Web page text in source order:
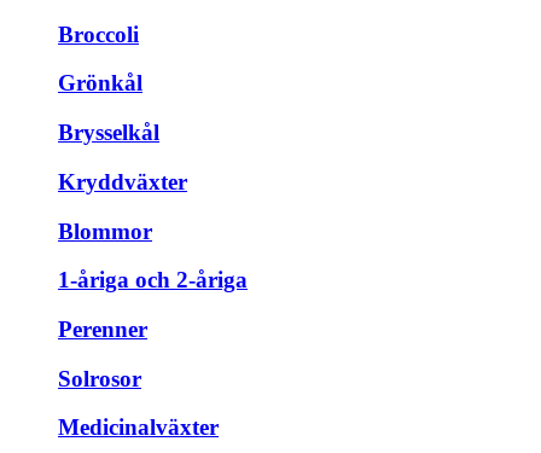
Broccoli
Grönkål
Brysselkål
Kryddväxter
Blommor
1-åriga och 2-åriga
Perenner
Solrosor
Medicinalväxter